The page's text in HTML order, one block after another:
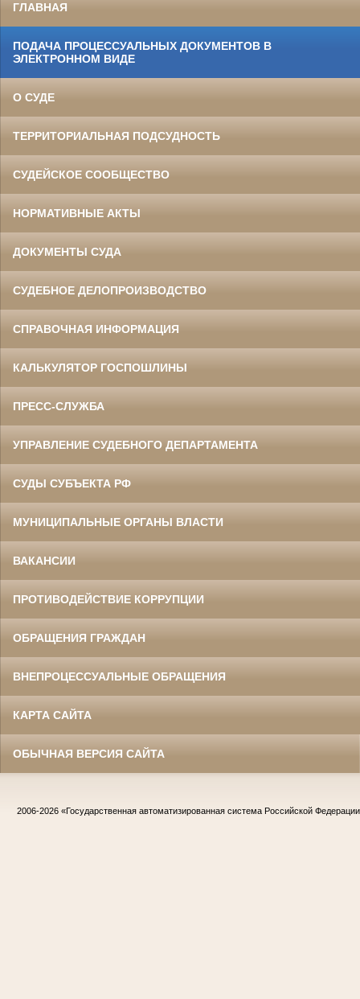
ГЛАВНАЯ
ПОДАЧА ПРОЦЕССУАЛЬНЫХ ДОКУМЕНТОВ В
ЭЛЕКТРОННОМ ВИДЕ
О СУДЕ
ТЕРРИТОРИАЛЬНАЯ ПОДСУДНОСТЬ
СУДЕЙСКОЕ СООБЩЕСТВО
НОРМАТИВНЫЕ АКТЫ
ДОКУМЕНТЫ СУДА
СУДЕБНОЕ ДЕЛОПРОИЗВОДСТВО
СПРАВОЧНАЯ ИНФОРМАЦИЯ
КАЛЬКУЛЯТОР ГОСПОШЛИНЫ
ПРЕСС-СЛУЖБА
УПРАВЛЕНИЕ СУДЕБНОГО ДЕПАРТАМЕНТА
СУДЫ СУБЪЕКТА РФ
МУНИЦИПАЛЬНЫЕ ОРГАНЫ ВЛАСТИ
ВАКАНСИИ
ПРОТИВОДЕЙСТВИЕ КОРРУПЦИИ
ОБРАЩЕНИЯ ГРАЖДАН
ВНЕПРОЦЕССУАЛЬНЫЕ ОБРАЩЕНИЯ
КАРТА САЙТА
ОБЫЧНАЯ ВЕРСИЯ САЙТА
2006-2026 «Государственная автоматизированная система Российской